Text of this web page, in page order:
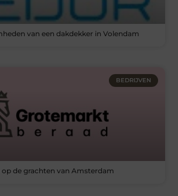
van een dakdekker in Volendam
BEDRIJVEN
op de grachten van Amsterdam